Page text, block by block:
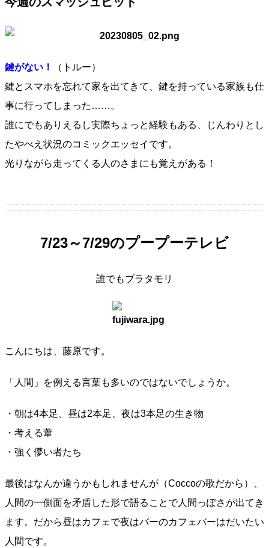
鍵がない！
（トルー）
鍵とスマホを忘れて家を出てきて、鍵を持っている家族も仕
事に行ってしまった……。
誰にでもありえるし実際ちょっと経験もある、じんわりとし
たやべえ状況のコミックエッセイです。
光りながら走ってくる人のさまにも覚えがある！
7/23～7/29のプープーテレビ
誰でもブラタモリ
こんにちは、藤原です。
「人間」を例える言葉も多いのではないでしょうか。
・朝は4本足、昼は2本足、夜は3本足の生き物
・考える葦
・強く儚い者たち
最後はなんか違うかもしれませんが（Coccoの歌だから）、
人間の一側面を矛盾した形で語ることで人間っぽさが出てき
ます。だから昼はカフェで夜はバーのカフェバーはだいたい
人間です。